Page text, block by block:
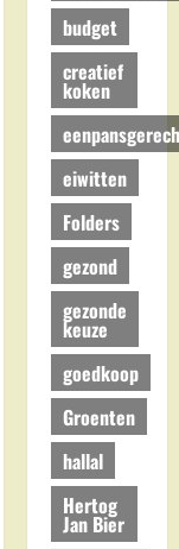
budget
creatief
koken
eiwitten
Folders
gezond
gezonde
keuze
goedkoop
Groenten
hallal
Hertog
Jan Bier